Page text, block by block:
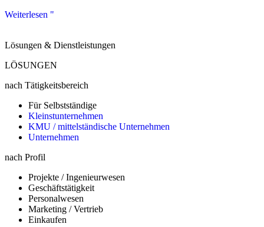
Weiterlesen "
Lösungen & Dienstleistungen
LÖSUNGEN
nach Tätigkeitsbereich
Für Selbstständige
Kleinstunternehmen
KMU / mittelständische Unternehmen
Unternehmen
nach Profil
Projekte / Ingenieurwesen
Geschäftstätigkeit
Personalwesen
Marketing / Vertrieb
Einkaufen